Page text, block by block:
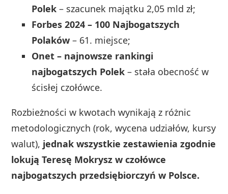
Polek – szacunek majątku 2,05 mld zł;
Forbes 2024 – 100 Najbogatszych
Polaków – 61. miejsce;
Onet – najnowsze rankingi
najbogatszych Polek – stała obecność w
ścisłej czołówce.
Rozbieżności w kwotach wynikają z różnic
metodologicznych (rok, wycena udziałów, kursy
walut), jednak wszystkie zestawienia zgodnie
lokują Teresę Mokrysz w czołówce
najbogatszych przedsiębiorczyń w Polsce.